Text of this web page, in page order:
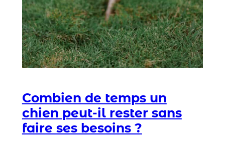
Combien de temps un
chien peut-il rester sans
faire ses besoins ?